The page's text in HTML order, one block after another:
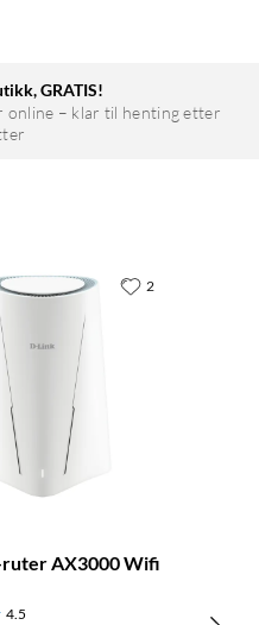
GRATIS!
online – klar til henting etter
ruter AX3000 Wifi
4.5
2